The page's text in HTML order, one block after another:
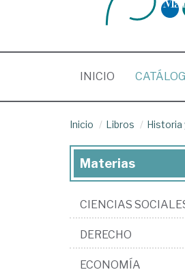
INICIO (CURRENT)
Inicio Libros Historia
Materias
CIENCIAS
DERECHO
ECONOMÍA